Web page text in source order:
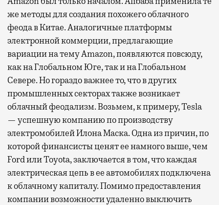
же методы для создания похожего облачного
феода в Китае. Аналогичные платформы
электронной коммерции, предлагающие
вариации на тему Amazon, появляются повсюду,
как на Глобальном Юге, так и на Глобальном
Севере. Но гораздо важнее то, что в других
промышленных секторах также возникает
облачный феодализм. Возьмем, к примеру, Tesla
— успешную компанию по производству
электромобилей Илона Маска. Одна из причин, по
которой финансисты ценят ее намного выше, чем
Ford или Toyota, заключается в том, что каждая
электрическая цепь в ее автомобилях подключена
к облачному капиталу. Помимо предоставления
компании возможности удаленно выключить